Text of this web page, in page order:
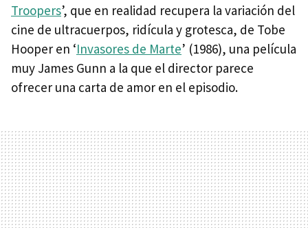
Troopers’, que en realidad recupera la variación del
cine de ultracuerpos, ridícula y grotesca, de Tobe
Hooper en ‘Invasores de Marte’ (1986), una película
muy James Gunn a la que el director parece
ofrecer una carta de amor en el episodio.